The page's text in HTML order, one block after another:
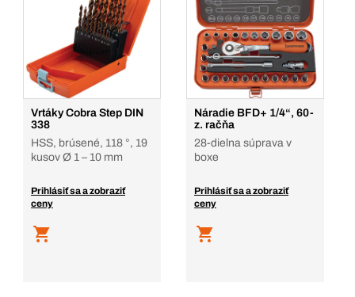
Vrtáky Cobra Step DIN
338
HSS, brúsené, 118 °, 19
kusov Ø 1 – 10 mm
Prihlásiť sa a zobraziť
ceny
Náradie BFD+ 1/4“, 60-
z. račňa
28-dielna súprava v
boxe
Prihlásiť sa a zobraziť
ceny